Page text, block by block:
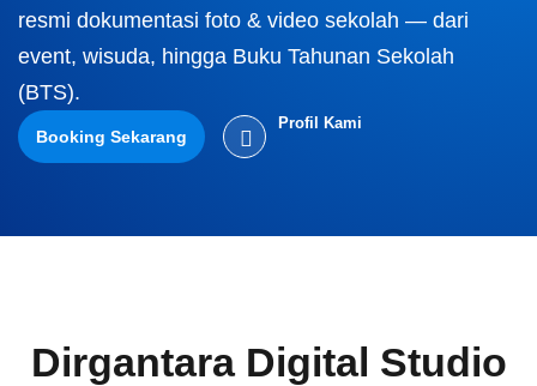
resmi dokumentasi foto & video sekolah — dari
event, wisuda, hingga Buku Tahunan Sekolah
(BTS).
Booking Sekarang
Profil Kami
Dirgantara Digital Studio